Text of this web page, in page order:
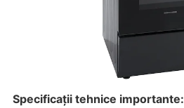
Specificații tehnice importante: